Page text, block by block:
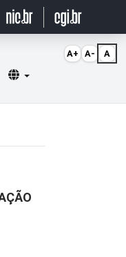
Selecionar idioma
A+ A- A